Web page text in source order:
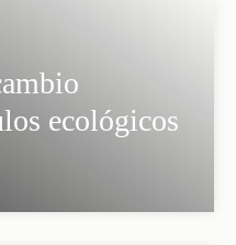
ecológicos